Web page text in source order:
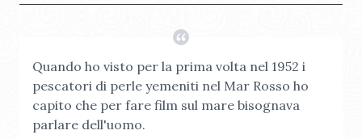
Quando ho visto per la prima volta nel 1952 i
pescatori di perle yemeniti nel Mar Rosso ho
capito che per fare film sul mare bisognava
parlare dell'uomo.